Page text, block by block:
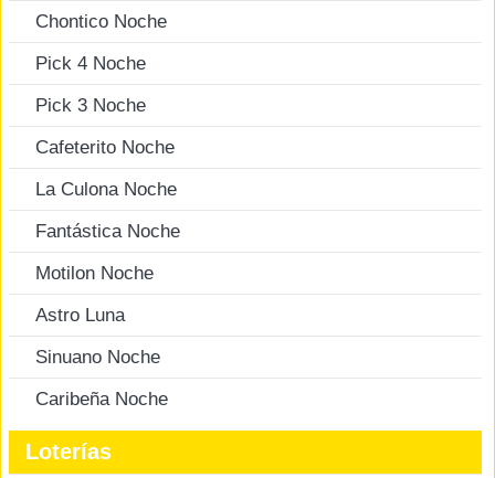
Chontico Noche
Pick 4 Noche
Pick 3 Noche
Cafeterito Noche
La Culona Noche
Fantástica Noche
Motilon Noche
Astro Luna
Sinuano Noche
Caribeña Noche
Loterías